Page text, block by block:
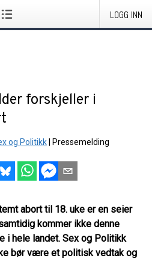
LOGG INN
forskjeller i
og Politikk Pressemelding
abort til 18. uke er en seier
kommer ikke denne
i hele landet. Sex og Politikk
bør være et politisk vedtak og